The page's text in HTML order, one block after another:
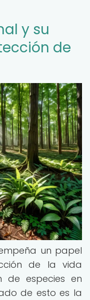
y su
de
un papel
de la vida
de especies en
de esto es la